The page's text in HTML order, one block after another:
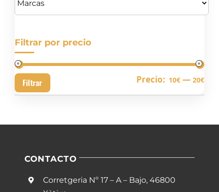
Filtrar por precio
Filtrar Precio: 10€ — 20€
CONTACTO
Corretgeria Nº 17 – A – Bajo, 46800